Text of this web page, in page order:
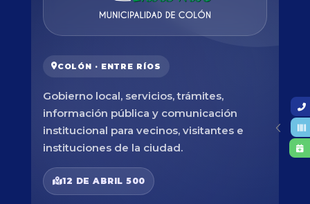
COLÓN · ENTRE RÍOS
Gobierno local, servicios, trámites,
información pública y comunicación
institucional para vecinos, visitantes e
instituciones de la ciudad.
12 DE ABRIL 500